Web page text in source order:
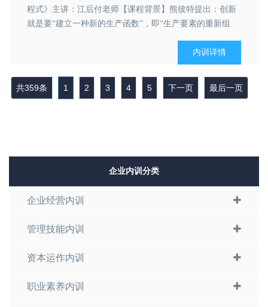
程式》主讲：江后付老师【课程背景】熊彼特提出：创新
就是要“建立一种新的生产函数”，即“生产要素的重新组
的“新组合”引进生产体系中去，以实现对生产要素或生产
条件的“新组合”。作为企业管理人员，尤其是肩负企业技
内训详情
共359条 1 2 3 4 5 下一页 最后一页
企业内训分类
企业经营内训
管理技能内训
资本运作内训
职业素养内训